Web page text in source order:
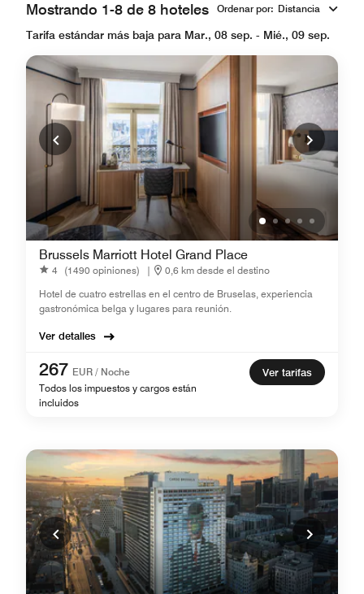
Mostrando 1-8 de 8 hoteles Ordenar por: Distancia
Tarifa estándar más baja para Mar., 08 sep. - Mié., 09 sep.
Brussels Marriott Hotel Grand Place
4 (1490 opiniones) |
0,6 km desde el destino
Hotel de cuatro estrellas en el centro de Bruselas, experiencia
gastronómica belga y lugares para reunión.
Ver detalles
267 EUR / Noche
Todos los impuestos y cargos están
incluidos
Ver tarifas